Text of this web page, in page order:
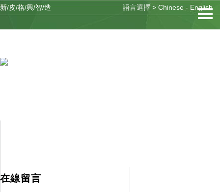
新/皮/格/興/智/造 語言選擇 > Chinese - English
在線留言